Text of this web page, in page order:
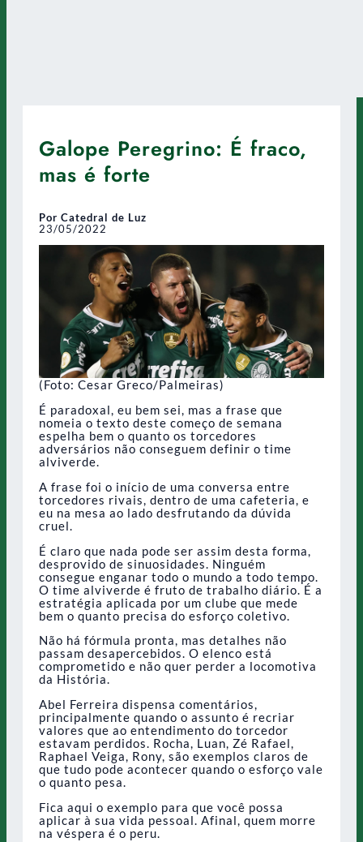
Galope Peregrino: É fraco,
mas é forte
Por Catedral de Luz
23/05/2022
(Foto: Cesar Greco/Palmeiras)
É paradoxal, eu bem sei, mas a frase que
nomeia o texto deste começo de semana
espelha bem o quanto os torcedores
adversários não conseguem definir o time
alviverde.
A frase foi o início de uma conversa entre
torcedores rivais, dentro de uma cafeteria, e
eu na mesa ao lado desfrutando da dúvida
cruel.
É claro que nada pode ser assim desta forma,
desprovido de sinuosidades. Ninguém
consegue enganar todo o mundo a todo tempo.
O time alviverde é fruto de trabalho diário. É a
estratégia aplicada por um clube que mede
bem o quanto precisa do esforço coletivo.
Não há fórmula pronta, mas detalhes não
passam desapercebidos. O elenco está
comprometido e não quer perder a locomotiva
da História.
Abel Ferreira dispensa comentários,
principalmente quando o assunto é recriar
valores que ao entendimento do torcedor
estavam perdidos. Rocha, Luan, Zé Rafael,
Raphael Veiga, Rony, são exemplos claros de
que tudo pode acontecer quando o esforço vale
o quanto pesa.
Fica aqui o exemplo para que você possa
aplicar à sua vida pessoal. Afinal, quem morre
na véspera é o peru.